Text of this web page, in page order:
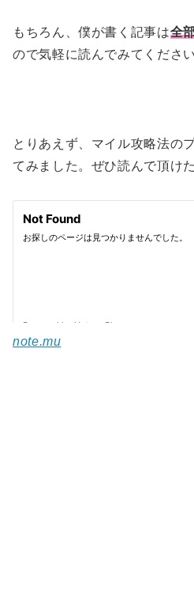
もちろん、僕が書く記事は全
ので気軽に読んでみてください
とりあえず、マイル攻略法の
てみました。ぜひ読んで頂け
note.mu